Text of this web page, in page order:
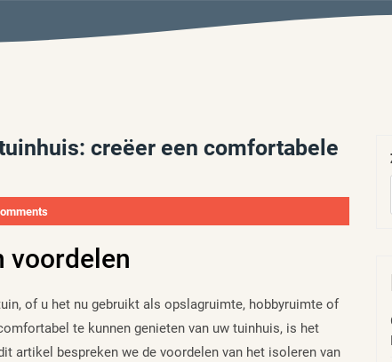
creëer een comfortabele
voordelen
of u het nu gebruikt als opslagruimte, hobbyruimte of
te kunnen genieten van uw tuinhuis, is het
artikel bespreken we de voordelen van het isoleren van